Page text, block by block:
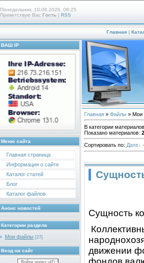
Понедельник, 10.08.2026, 08:25
Приветствую Вас Гость | RSS
Главная|
ВАШ IP
Меню сайта
Главная страница
Информация о сайте
Каталог статей
Блог
Каталог файлов
Анонс новостей
Категории раздела
Мои файлы [27]
Вход на сайт
Войти через uID
Главная » Файлы » Мои
В категории материалов
Показано материалов:
Сортировать по: Дате
Сущность
движении